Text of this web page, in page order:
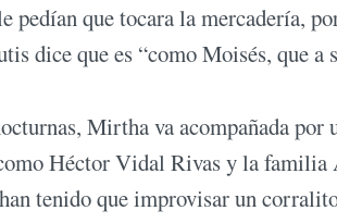
pedían que tocara la mercadería,
dice que es “como Moisés, que a
Mirtha va acompañada por
Héctor Vidal Rivas y la familia
tenido que improvisar un